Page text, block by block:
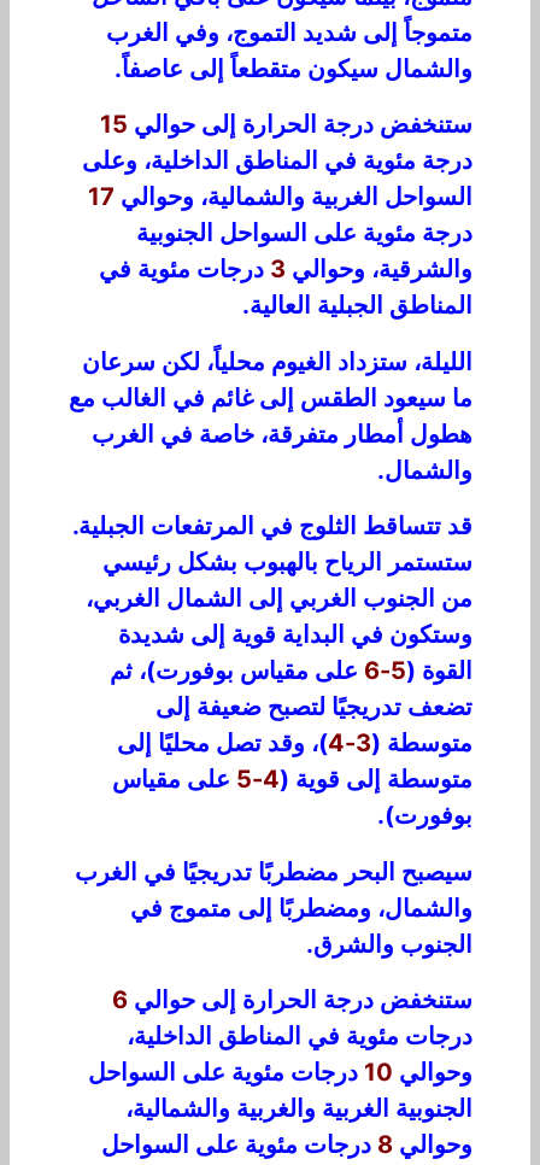
متموجاً إلى شديد التموج، وفي الغرب
والشمال سيكون متقطعاً إلى عاصفاً.
ستنخفض درجة الحرارة إلى حوالي 15
درجة مئوية في المناطق الداخلية، وعلى
السواحل الغربية والشمالية، وحوالي 17
درجة مئوية على السواحل الجنوبية
والشرقية، وحوالي 3 درجات مئوية في
المناطق الجبلية العالية.
الليلة، ستزداد الغيوم محلياً، لكن سرعان
ما سيعود الطقس إلى غائم في الغالب مع
هطول أمطار متفرقة، خاصة في الغرب
والشمال.
قد تتساقط الثلوج في المرتفعات الجبلية.
ستستمر الرياح بالهبوب بشكل رئيسي
من الجنوب الغربي إلى الشمال الغربي،
وستكون في البداية قوية إلى شديدة
القوة (5-6
على مقياس بوفورت)، ثم
تضعف تدريجيًا لتصبح ضعيفة إلى
متوسطة (3-4
)، وقد تصل محليًا إلى
متوسطة إلى قوية (4-5
على مقياس
بوفورت).
سيصبح البحر مضطربًا تدريجيًا في الغرب
والشمال، ومضطربًا إلى متموج في
الجنوب والشرق.
ستنخفض درجة الحرارة إلى حوالي 6
درجات مئوية في المناطق الداخلية،
وحوالي 10 درجات مئوية على السواحل
الجنوبية الغربية والغربية والشمالية،
وحوالي 8 درجات مئوية على السواحل